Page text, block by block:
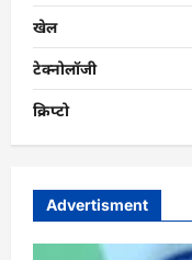
खेल
टेक्नोलॉजी
क्रिप्टो
Advertisment